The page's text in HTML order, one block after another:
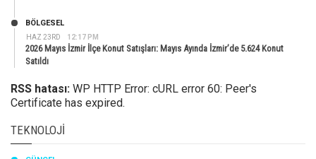
HAZ 23RD 12:17 PM
BÖLGESEL
2026 Mayıs İzmir İlçe Konut Satışları: Mayıs Ayında İzmir’de 5.624 Konut
Satıldı
RSS hatası: WP HTTP Error: cURL error 60: Peer's
Certificate has expired.
TEKNOLOJI